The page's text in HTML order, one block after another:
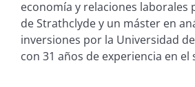
economía y relaciones laborales
de Strathclyde y un máster en
inversiones por la Universidad
con 31 años de experiencia en